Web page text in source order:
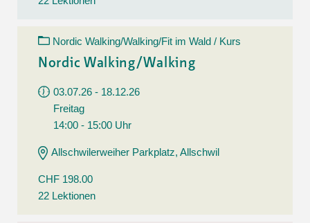
Nordic Walking/Walking/Fit im Wald / Kurs
Nordic Walking/Walking
03.07.26 - 18.12.26
Freitag
14:00 - 15:00 Uhr
Allschwilerweiher Parkplatz, Allschwil
CHF 198.00
22 Lektionen